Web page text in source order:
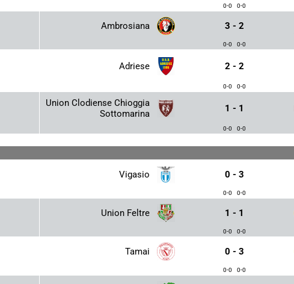
0-0 0-0
Ambrosiana 3 - 2
0-0 0-0
Adriese 2 - 2
0-0 0-0
Union Clodiense Chioggia
Sottomarina
1 - 1
0-0 0-0
Vigasio 0 - 3
0-0 0-0
Union Feltre 1 - 1
0-0 0-0
Tamai 0 - 3
0-0 0-0